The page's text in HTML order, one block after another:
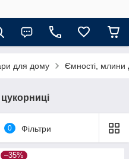
для дому Ємності, млини
0 Фільтри
–35%